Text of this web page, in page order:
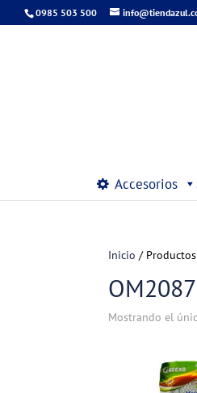
0985 503 500
Accesorios
Inicio /
Mostrando el